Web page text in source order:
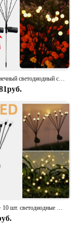
4 шт. солнечный светодиодный светильник для украшения сада на открытом воздухе, фейерверки, светлячки, садовые фонари, газон, сад, Рождественский декор, солнечный свет